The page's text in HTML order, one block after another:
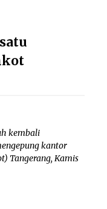
kembali
kantor
Tangerang, Kamis